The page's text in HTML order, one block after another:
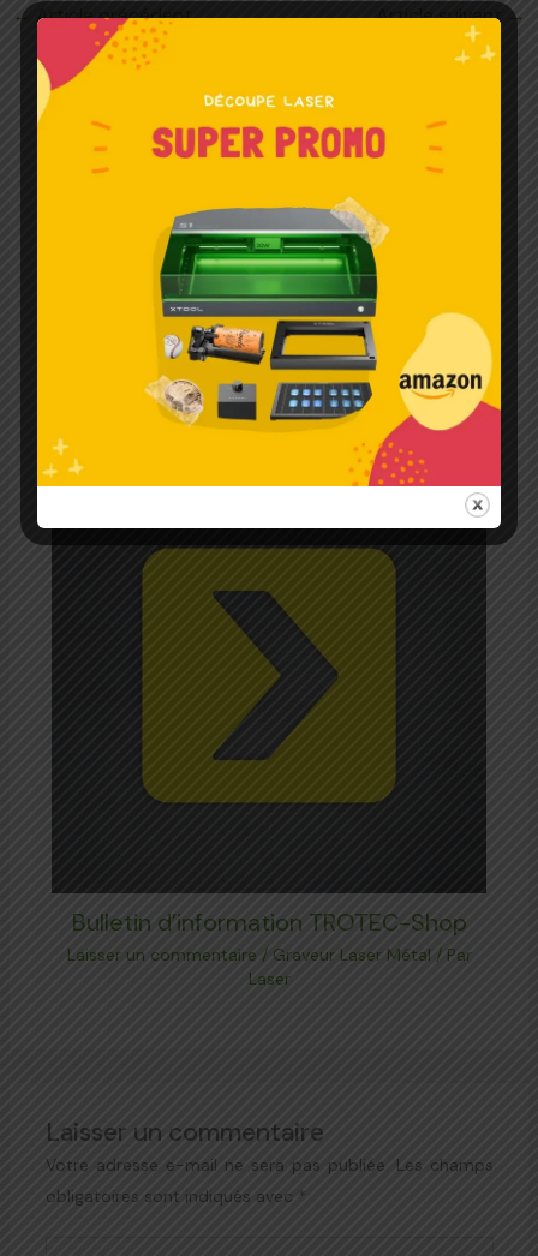
← Article précédent Article suivant →
Articles liés
Accueil – Gravure-Laser
Laisser un commentaire /Graveur Laser Métal/ Par
Laser
Bulletin d’information TROTEC-Shop
Laisser un commentaire / Graveur Laser Métal / Par
Laser
Laisser un commentaire
Votre adresse e-mail ne sera pas publiée. Les champs
obligatoires sont indiqués avec *